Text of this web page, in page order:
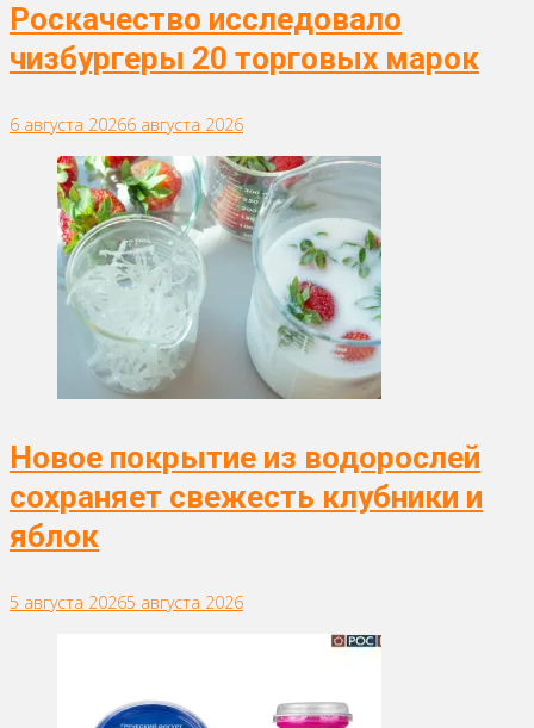
Роскачество исследовало
чизбургеры 20 торговых марок
6 августа 20266 августа 2026
Новое покрытие из водорослей
сохраняет свежесть клубники и
яблок
5 августа 20265 августа 2026